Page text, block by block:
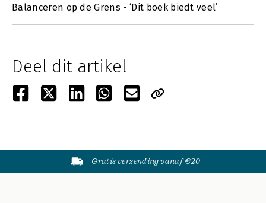
Balanceren op de Grens - ‘Dit boek biedt veel’
Deel dit artikel
Gratis verzending vanaf €20